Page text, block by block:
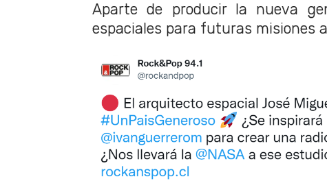
Aparte de producir la nueva
espaciales para futuras misiones